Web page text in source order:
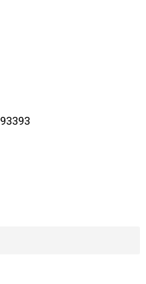
93393